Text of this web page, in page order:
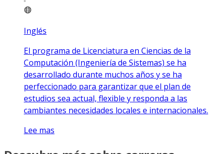
Inglés
El programa de Licenciatura en Ciencias de la
Computación (Ingeniería de Sistemas) se ha
desarrollado durante muchos años y se ha
perfeccionado para garantizar que el plan de
estudios sea actual, flexible y responda a las
cambiantes necesidades locales e internacionales.
Lee mas